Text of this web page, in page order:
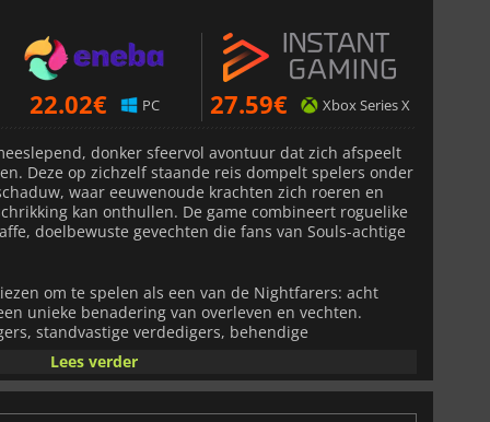
22.02€ PC 27.59€ Xbox Series X
donker sfeervol avontuur dat zich afspeelt
Deze op zichzelf staande reis dompelt spelers onder
waar eeuwenoude krachten zich roeren en
kan onthullen. De game combineert roguelike
doelbewuste gevechten die fans van Souls-achtige
om te spelen als een van de Nightfarers: acht
unieke benadering van overleven en vechten.
standvastige verdedigers, behendige
tovenaars worden, waardoor er eindeloze strategieën
De Wylder bijvoorbeeld balanceert snelheid en
de Guardian blinkt uit in het afschermen van
van de frontlinies, terwijl de Ironeye vijanden van een
Lees verder